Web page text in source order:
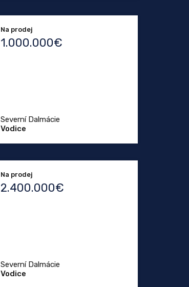
Na prodej
1.000.000€
Severní Dalmácie
Vodice
Na prodej
2.400.000€
Severní Dalmácie
Vodice